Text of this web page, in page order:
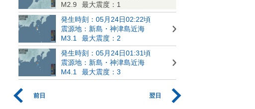
M2.9
最大震度：1
発生時刻：05月24日02:22頃
震源地：新島・神津島近海
M3.1
最大震度：2
発生時刻：05月24日01:31頃
震源地：新島・神津島近海
M4.1
最大震度：3
前日 翌日